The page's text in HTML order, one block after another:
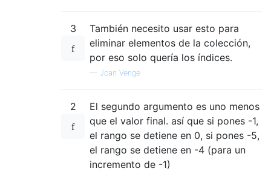
3
También necesito usar esto para
eliminar elementos de la colección,
por eso solo quería los índices.
— Joan Venge
2
El segundo argumento es uno menos
que el valor final. así que si pones -1,
el rango se detiene en 0, si pones -5,
el rango se detiene en -4 (para un
incremento de -1)